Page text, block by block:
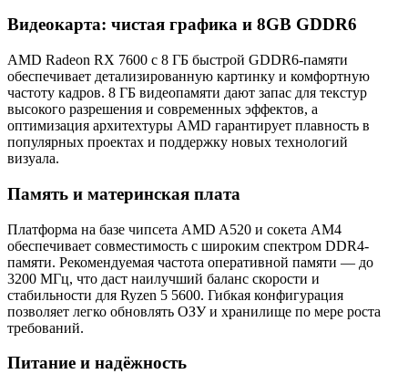
Видеокарта: чистая графика и 8GB GDDR6
AMD Radeon RX 7600 с 8 ГБ быстрой GDDR6-памяти
обеспечивает детализированную картинку и комфортную
частоту кадров. 8 ГБ видеопамяти дают запас для текстур
высокого разрешения и современных эффектов, а
оптимизация архитехтуры AMD гарантирует плавность в
популярных проектах и поддержку новых технологий
визуала.
Память и материнская плата
Платформа на базе чипсета AMD A520 и сокета AM4
обеспечивает совместимость с широким спектром DDR4-
памяти. Рекомендуемая частота оперативной памяти — до
3200 МГц, что даст наилучший баланс скорости и
стабильности для Ryzen 5 5600. Гибкая конфигурация
позволяет легко обновлять ОЗУ и хранилище по мере роста
требований.
Питание и надёжность